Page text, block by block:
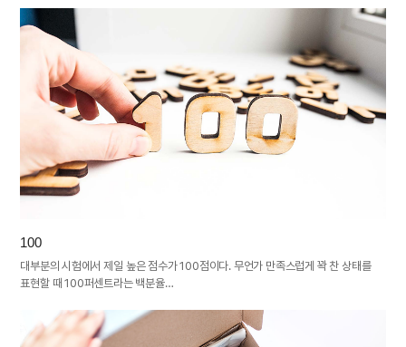
100
대부분의 시험에서 제일 높은 점수가 100점이다. 무언가 만족스럽게 꽉 찬 상태를
표현할 때 100퍼센트라는 백분율…